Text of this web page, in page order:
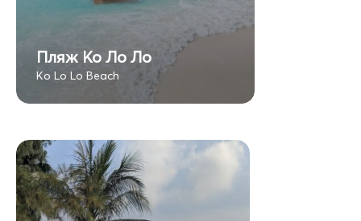
Пляж Ко Ло Ло
Ko Lo Lo Beach